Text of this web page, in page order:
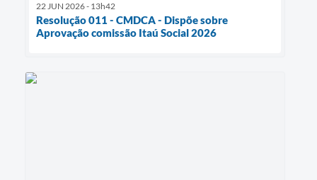
22 JUN 2026 - 13h42
Resolução 011 - CMDCA - Dispõe sobre
Aprovação comissão Itaú Social 2026